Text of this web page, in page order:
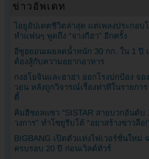
ข่าวอัพเดท
ไอยูอัปเดตชีวิตล่าสุด แต่เพลงประกอบ
ทำแฟนๆ พูดถึง “จางกีฮา” อีกครั้ง
อีซูฮยอนเผยลดน้ำหนัก 30 กก. ใน 1 ปี
ต้องสู้กับความอยากอาหาร
กงฮโยจินและฮาฮ่า ออกโรงปกป้อง จอ
วอน หลังถูกวิจารณ์เรื่องท่าทีในรายการ
ตี้
คิมฮีชอลแซว “SISTAR สายบวกอันดับ
วงการ” ทำโซยูรีบโต้ “อย่าสร้างข่าวลือ
BIGBANG เปิดตัวแท่งไฟเวอร์ชั่นใหม่
ครบรอบ 20 ปี ก่อนเวิลด์ทัวร์